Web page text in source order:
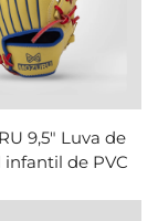
9,5" Luva de
infantil de PVC